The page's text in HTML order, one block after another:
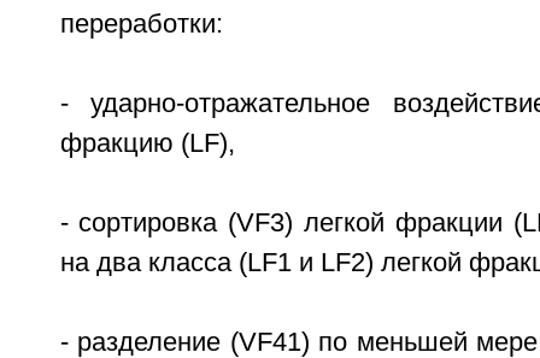
переработки:
- ударно-отражательное
фракцию (LF),
- сортировка (VF3) легкой фракции
на два класса (LF1 и LF2) легкой
- разделение (VF41) по меньшей